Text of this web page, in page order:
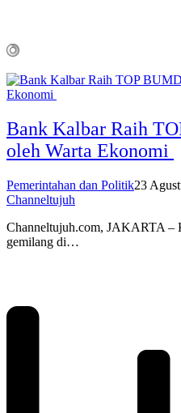
Bank Kalbar Raih
oleh Warta Ekonomi
Pemerintahan dan Politik23
Channeltujuh
Channeltujuh.com, JAKARTA –
gemilang di…